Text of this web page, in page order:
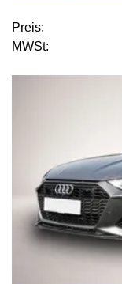
Preis:
MWSt: